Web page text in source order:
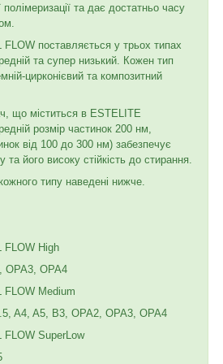
полімеризації та дає достатньо часу
поставляється у трьох типах
та супер низький. Кожен тип
цирконієвий та композитний
що міститься в ESTELITE
розмір частинок 200 нм,
від 100 до 300 нм) забезпечує
та його високу стійкість до стирання.
типу наведені нижче.
FLOW High
OPA3, OPA4
FLOW Medium
A4, A5, B3, OPA2, OPA3, OPA4
FLOW SuperLow